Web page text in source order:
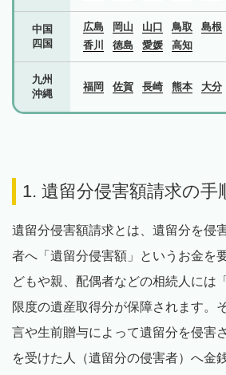
中国
四国
広島 岡山 山口 鳥取
島根
香川
徳島 愛媛 高知
九州
沖縄
福岡 佐賀 長崎 熊本 大分
1. 遺留分侵害額請求の手
遺留分侵害額請求とは、遺留分を侵
者へ「遺留分侵害額」というお金を
どもや親、配偶者などの相続人には
限度の遺産取得分が保障されます。
言や生前贈与によって遺留分を侵害
を受けた人（遺留分の侵害者）へ金